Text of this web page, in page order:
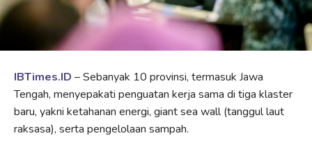
IBTimes.ID – Sebanyak 10 provinsi, termasuk Jawa
Tengah, menyepakati penguatan kerja sama di tiga klaster
baru, yakni ketahanan energi, giant sea wall (tanggul laut
raksasa), serta pengelolaan sampah.